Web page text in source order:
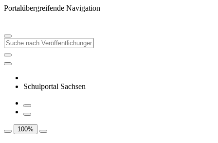
Portalübergreifende Navigation
Schulportal Sachsen
100%